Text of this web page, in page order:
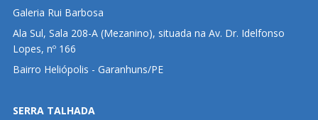
Galeria Rui Barbosa
Ala Sul, Sala 208-A (Mezanino), situada na Av. Dr. Idelfonso
Lopes, nº 166
Bairro Heliópolis - Garanhuns/PE
SERRA TALHADA